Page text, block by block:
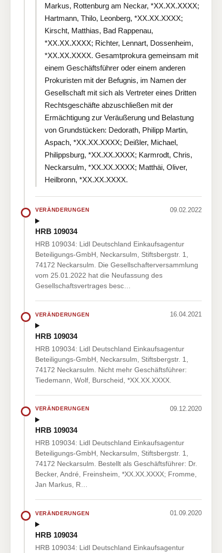
Markus, Rottenburg am Neckar, *XX.XX.XXXX;
Hartmann, Thilo, Leonberg, *XX.XX.XXXX;
Kirscht, Matthias, Bad Rappenau,
*XX.XX.XXXX; Richter, Lennart, Dossenheim,
*XX.XX.XXXX. Gesamtprokura gemeinsam mit
einem Geschäftsführer oder einem anderen
Prokuristen mit der Befugnis, im Namen der
Gesellschaft mit sich als Vertreter eines Dritten
Rechtsgeschäfte abzuschließen mit der
Ermächtigung zur Veräußerung und Belastung
von Grundstücken: Dedorath, Philipp Martin,
Aspach, *XX.XX.XXXX; Deißler, Michael,
Philippsburg, *XX.XX.XXXX; Karmrodt, Chris,
Neckarsulm, *XX.XX.XXXX; Matthäi, Oliver,
Heilbronn, *XX.XX.XXXX.
VERÄNDERUNGEN 09.02.2022
HRB 109034
HRB 109034: Lidl Deutschland Einkaufsagentur
Beteiligungs-GmbH, Neckarsulm, Stiftsbergstr. 1,
74172 Neckarsulm. Die Gesellschafterversammlung
vom 25.01.2022 hat die Neufassung des
Gesellschaftsvertrages besc…
VERÄNDERUNGEN 16.04.2021
HRB 109034
HRB 109034: Lidl Deutschland Einkaufsagentur
Beteiligungs-GmbH, Neckarsulm, Stiftsbergstr. 1,
74172 Neckarsulm. Nicht mehr Geschäftsführer:
Tiedemann, Wolf, Burscheid, *XX.XX.XXXX.
VERÄNDERUNGEN 09.12.2020
HRB 109034
HRB 109034: Lidl Deutschland Einkaufsagentur
Beteiligungs-GmbH, Neckarsulm, Stiftsbergstr. 1,
74172 Neckarsulm. Bestellt als Geschäftsführer: Dr.
Becker, André, Freinsheim, *XX.XX.XXXX; Fromme,
Jan Markus, R…
VERÄNDERUNGEN 01.09.2020
HRB 109034
HRB 109034: Lidl Deutschland Einkaufsagentur